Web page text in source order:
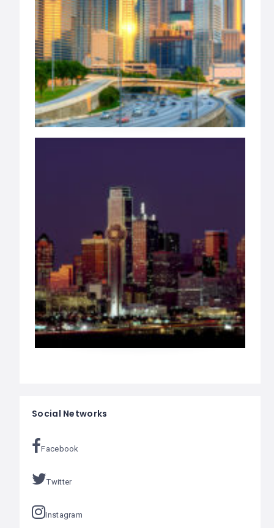
Social Networks
Facebook
Twitter
Instagram